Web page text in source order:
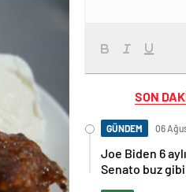
SON
GÜNDEM 06
Joe Biden 6
Senato buz